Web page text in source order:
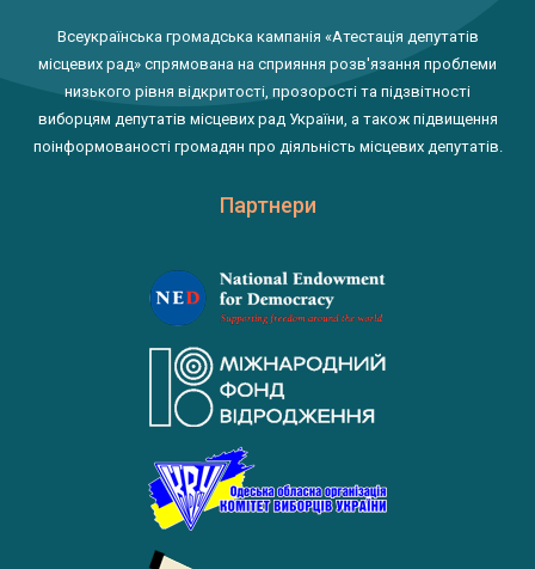
Всеукраїнська громадська кампанія «Атестація депутатів
місцевих рад» спрямована на сприяння розв'язання проблеми
низького рівня відкритості, прозорості та підзвітності
виборцям депутатів місцевих рад України, а також підвищення
поінформованості громадян про діяльність місцевих депутатів.
Партнери